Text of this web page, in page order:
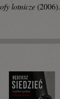
lotnicze (2006).